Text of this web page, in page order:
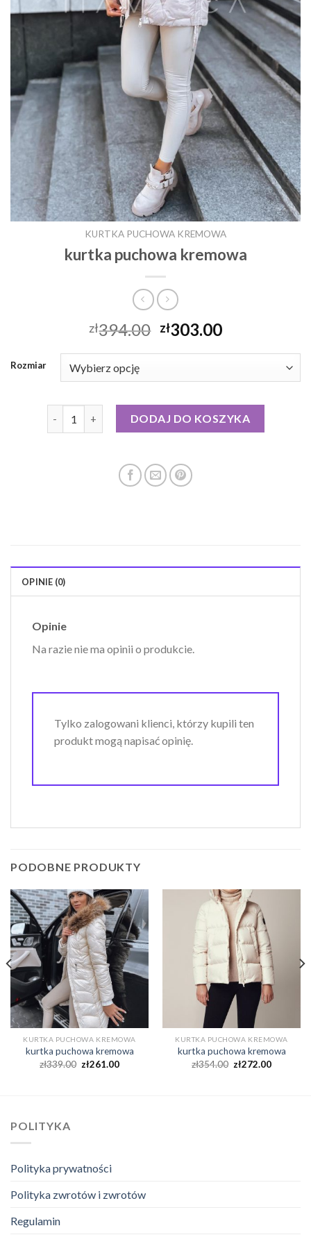
KURTKA PUCHOWA KREMOWA
kurtka puchowa kremowa
zł394.00 zł303.00
Rozmiar
ilość kurtka puchowa kremowaDODAJ DO KOSZYKA
OPINIE (0)
Opinie
Na razie nie ma opinii o produkcie.
Tylko zalogowani klienci, którzy kupili ten
produkt mogą napisać opinię.
PODOBNE PRODUKTY
KURTKA PUCHOWA KREMOWA
kurtka puchowa kremowa
zł339.00 zł261.00
KURTKA PUCHOWA KREMOWA
kurtka puchowa kremowa
zł354.00 zł272.00
POLITYKA
Polityka prywatności
Polityka zwrotów i zwrotów
Regulamin